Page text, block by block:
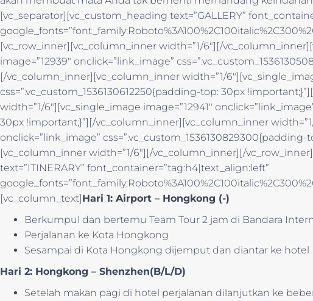
[vc_separator][vc_custom_heading text=”GALLERY”
[vc_row_inner][vc_column_inner width=”1/6″][/
image=”12939″ onclick=”link_image”
[/vc_column_inner][vc_column_inner width=”1/
css=”.vc_custom_1536130612250{padding-top: 30px
width=”1/6″][vc_single_image image=”12941″
30px !important;}”][/vc_column_inner][vc_column_inner
onclick=”link_image”
[vc_column_inner width=”1/6″][/vc_column_inner][/
text=”ITINERARY” font_container=”tag:h4|text_align:left”
[vc_column_text]Hari 1: Airport – Hongkong (-)
Berkumpul dan bertemu Team Tour 2 jam di Bandara
Perjalanan ke Kota Hongkong
Sesampai di Kota Hongkong dijemput dan diantar ke hotel
Hari 2: Hongkong – Shenzhen(B/L/D)
Setelah makan pagi di hotel perjalanan dilanjutkan ke